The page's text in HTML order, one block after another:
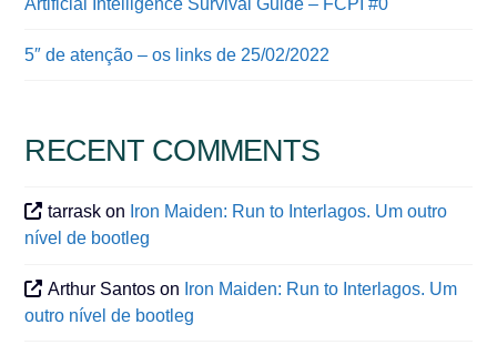
Artificial Intelligence Survival Guide – FCPI #0
5″ de atenção – os links de 25/02/2022
RECENT COMMENTS
tarrask on Iron Maiden: Run to Interlagos. Um outro
nível de bootleg
Arthur Santos on Iron Maiden: Run to Interlagos. Um
outro nível de bootleg